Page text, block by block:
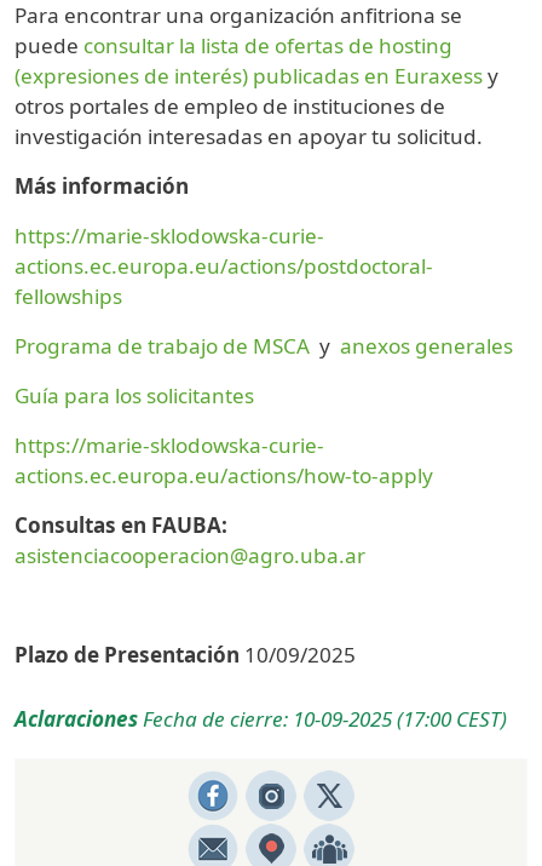
Para encontrar una organización anfitriona se
puede consultar la lista de ofertas de hosting
(expresiones de interés) publicadas en Euraxessy
otros portales de empleo de instituciones de
investigación interesadas en apoyar tu solicitud.
Más información
https://marie-sklodowska-curie-
actions.ec.europa.eu/actions/postdoctoral-
fellowships
Programa de trabajo de MSCA y anexos generales
Guía para los solicitantes
https://marie-sklodowska-curie-
actions.ec.europa.eu/actions/how-to-apply
Consultas en FAUBA:
asistenciacooperacion@agro.uba.ar
Plazo de Presentación 10/09/2025
AclaracionesFecha de cierre: 10-09-2025 (17:00 CEST)